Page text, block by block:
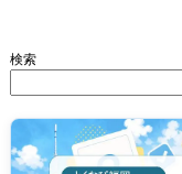
検索